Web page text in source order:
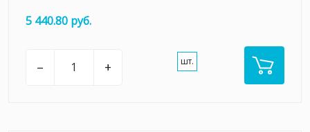
5 440.80 руб.
– + шт.